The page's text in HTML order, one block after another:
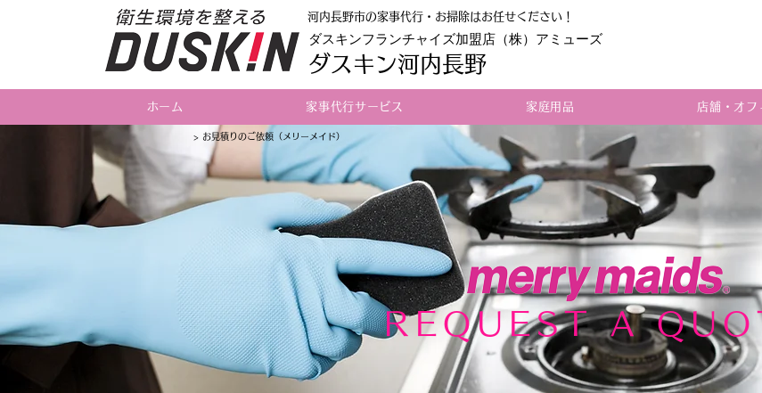
河内長野市の家事代行・お掃除はお任せください！
ダスキンフランチャイズ加盟店（株）アミューズ
ダスキン河内長野
ホーム 家事代行サービス 家庭用品 店舗・オフ
> お見積りのご依頼（メリーメイド）
REQUEST A